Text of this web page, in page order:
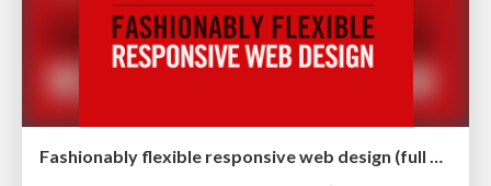
Fashionably flexible responsive web design (full day workshop)